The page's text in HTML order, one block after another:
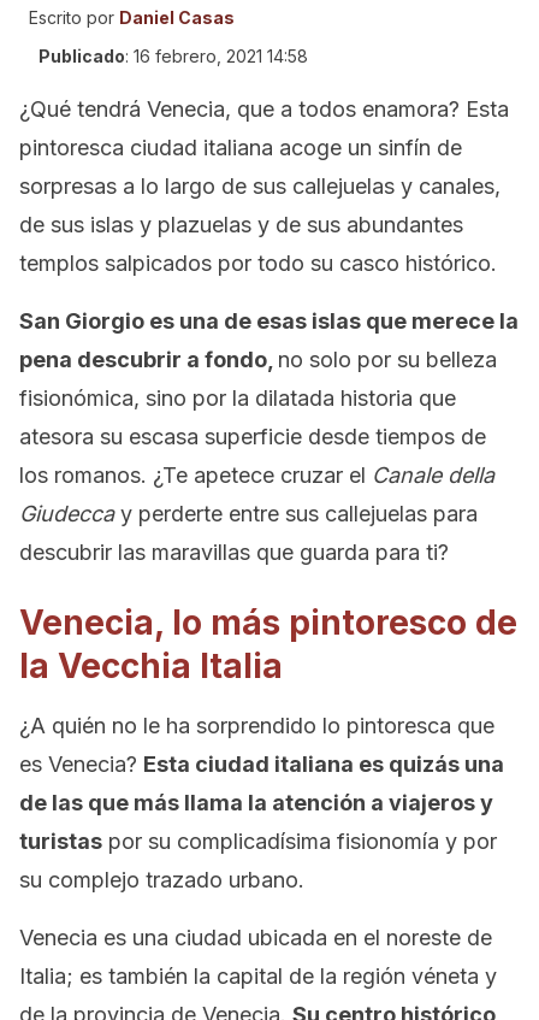
Escrito por Daniel Casas
Publicado: 16 febrero, 2021 14:58
¿Qué tendrá Venecia, que a todos enamora? Esta
pintoresca ciudad italiana acoge un sinfín de
sorpresas a lo largo de sus callejuelas y canales,
de sus islas y plazuelas y de sus abundantes
templos salpicados por todo su casco histórico.
San Giorgio es una de esas islas que merece la
pena descubrir a fondo, no solo por su belleza
fisionómica, sino por la dilatada historia que
atesora su escasa superficie desde tiempos de
los romanos. ¿Te apetece cruzar el Canale della
Giudeccay perderte entre sus callejuelas para
descubrir las maravillas que guarda para ti?
Venecia, lo más pintoresco de
la Vecchia Italia
¿A quién no le ha sorprendido lo pintoresca que
es Venecia? Esta ciudad italiana es quizás una
de las que más llama la atención a viajeros y
turistas por su complicadísima fisionomía y por
su complejo trazado urbano.
Venecia es una ciudad ubicada en el noreste de
Italia; es también la capital de la región véneta y
de la provincia de Venecia. Su centro histórico,